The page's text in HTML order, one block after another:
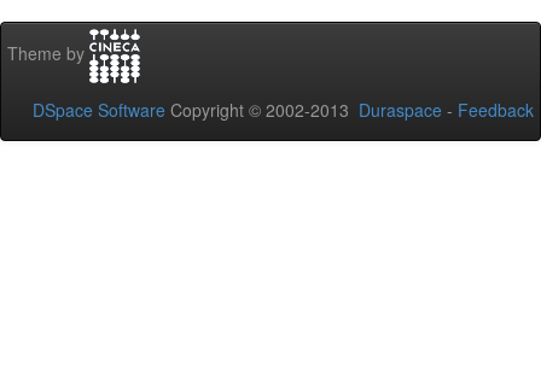
Theme by
DSpace Software Copyright © 2002-2013 Duraspace - Feedback